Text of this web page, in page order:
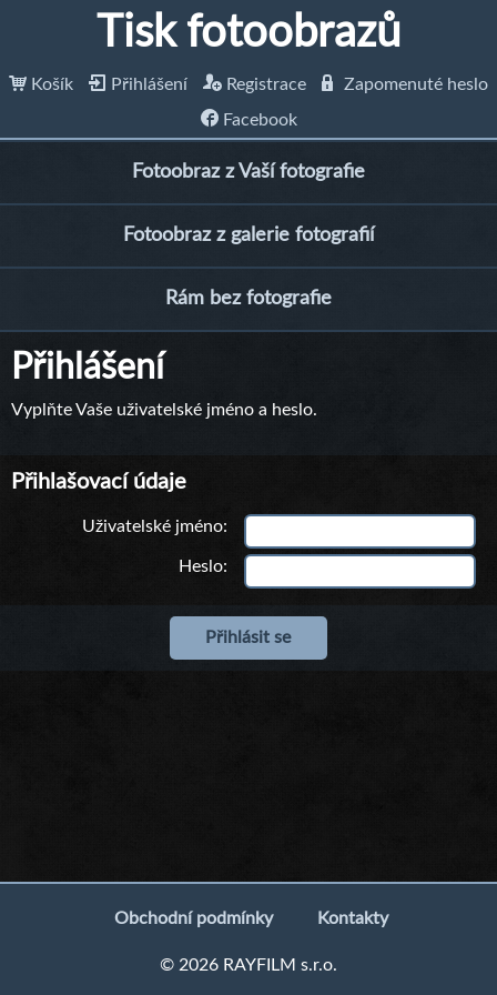
Tisk fotoobrazů
Košík Přihlášení Registrace
Zapomenuté heslo
Facebook
Fotoobraz z Vaší fotografie
Fotoobraz z galerie fotografií
Rám bez fotografie
Přihlášení
Vyplňte Vaše uživatelské jméno a heslo.
Přihlašovací údaje
Uživatelské jméno
Heslo
Obchodní podmínky Kontakty
© 2026 RAYFILM s.r.o.